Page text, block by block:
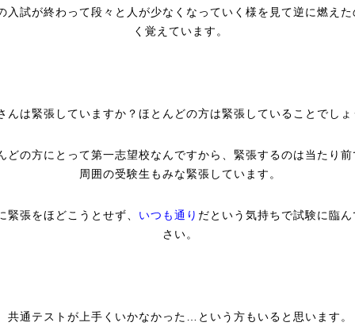
入試が終わって段々と人が少なくなっていく様を見て逆に燃えた
く覚えています。
んは緊張していますか？ほとんどの方は緊張していることでしょ
どの方にとって第一志望校なんですから、緊張するのは当たり前
周囲の受験生もみな緊張しています。
緊張をほどこうとせず、 いつも通り だという気持ちで試験に臨ん
さい。
共通テストが上手くいかなかった…という方もいると思います。